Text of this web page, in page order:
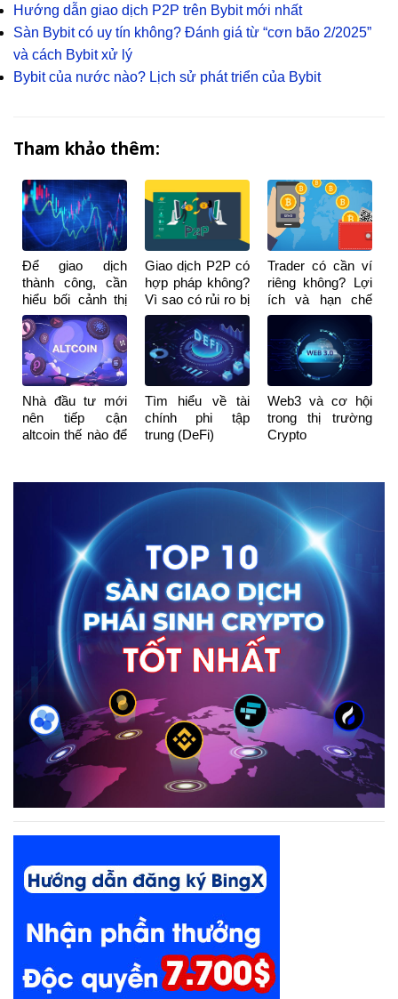
Hướng dẫn giao dịch P2P trên Bybit mới nhất
Sàn Bybit có uy tín không? Đánh giá từ “cơn bão 2/2025”
và cách Bybit xử lý
Bybit của nước nào? Lịch sử phát triển của Bybit
Tham khảo thêm:
Để giao dịch
thành công, cần
hiểu bối cảnh thị
trường chứ
không phải mẫu
hình nến
Giao dịch P2P có
hợp pháp không?
Vì sao có rủi ro bị
khóa tài khoản
ngân hàng?
Trader có cần ví
riêng không? Lợi
ích và hạn chế
khi dùng ví riêng
Nhà đầu tư mới
nên tiếp cận
altcoin thế nào để
Tìm hiểu về tài
chính phi tập
trung (DeFi)
Web3 và cơ hội
trong thị trường
Crypto